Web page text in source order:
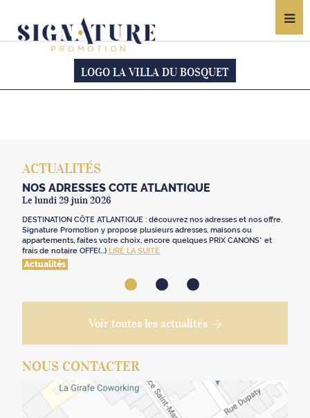
LOGO LA VILLA DU BOSQUET
ACTUALITÉS
NOS ADRESSES CÔTE ATLANTIQUE
Le lundi 29 juin 2026
DESTINATION CÔTE ATLANTIQUE : découvrez nos adresses et nos offre.
Signature Promotion y propose plusieurs adresses, maisons ou
appartements, faites votre choix, encore quelques PRIX CANONS* et
frais de notaire OFFE(...) LIRE LA SUITE
Actualités
Voir toutes les actualités
NOUS CONTACTER